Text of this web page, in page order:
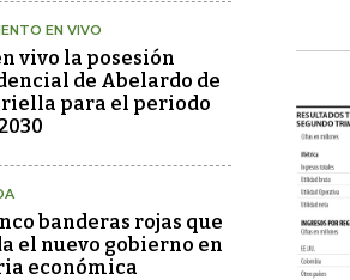
EN VIVO
vivo la posesión
de Abelardo de
para el periodo
banderas rojas que
el nuevo gobierno en
económica